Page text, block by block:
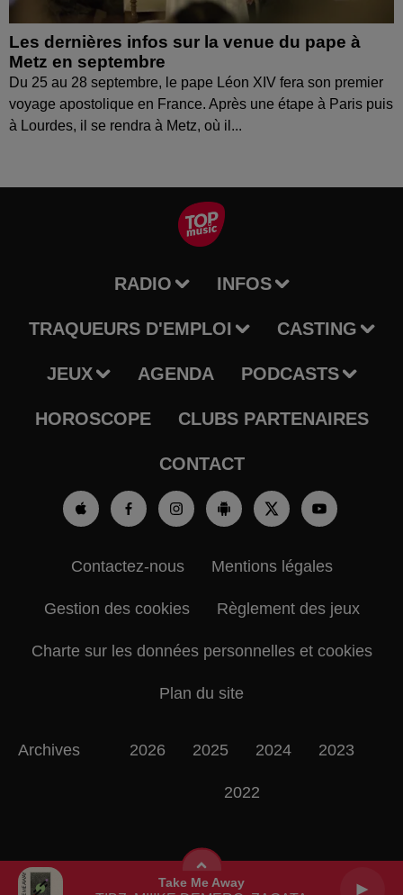
Take Me Away
Les dernières infos sur la venue du pape à
Metz en septembre
Du 25 au 28 septembre, le pape Léon XIV fera son premier
voyage apostolique en France. Après une étape à Paris puis
à Lourdes, il se rendra à Metz, où il...
RADIO INFOS
TRAQUEURS D'EMPLOI CASTING
JEUX AGENDA PODCASTS
HOROSCOPE CLUBS PARTENAIRES
CONTACT
Contactez-nous Mentions légales
Gestion des cookies Règlement des jeux
Charte sur les données personnelles et cookies
Plan du site
Archives 2026 2025 2024 2023
2022